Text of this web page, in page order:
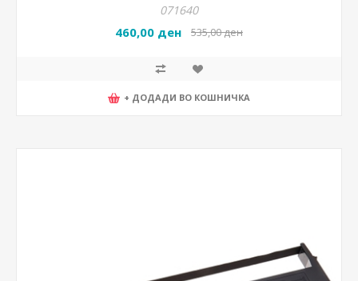
071640
460,00 ден 535,00 ден
+ ДОДАДИ ВО КОШНИЧКА